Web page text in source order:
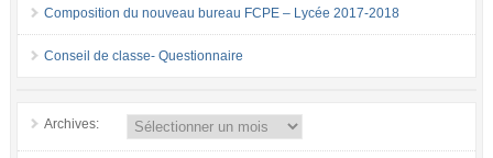
Composition du nouveau bureau FCPE – Lycée 2017-2018
Conseil de classe- Questionnaire
Archives: